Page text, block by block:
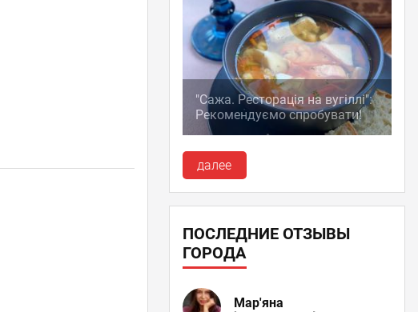
"Сажа. Ресторація на вугіллі":
Рекомендуємо спробувати!
далее
ПОСЛЕДНИЕ ОТЗЫВЫ
ГОРОДА
Мар'яна